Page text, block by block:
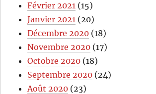
Février 2021 (15)
Janvier 2021 (20)
Décembre 2020 (18)
Novembre 2020 (17)
Octobre 2020 (18)
Septembre 2020 (24)
Août 2020 (23)